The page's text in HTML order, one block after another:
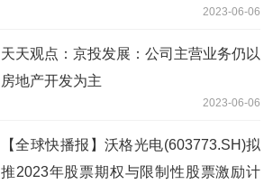
2023-06-06
天天观点：京投发展：公司主营业务仍以
房地产开发为主
2023-06-06
【全球快播报】沃格光电(603773.SH)拟
推2023年股票期权与限制性股票激励计